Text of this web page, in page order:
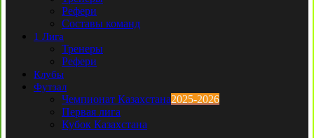
Рефери
Составы команд
1 Лига
Тренеры
Рефери
Клубы
Футзал
Чемпионат Казахстана2025-2026
Первая лига
Кубок Казахстана